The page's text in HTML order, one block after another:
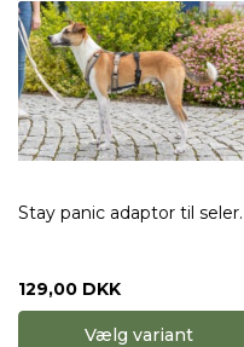
Stay panic adaptor til seler.
129,00 DKK
Vælg variant